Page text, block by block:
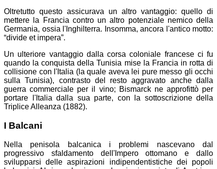
Oltretutto questo assicurava un altro vantaggio: quello di
mettere la Francia contro un altro potenziale nemico della
Germania, ossia l'Inghilterra. Insomma, ancora l'antico motto:
“divide et impera”.
Un ulteriore vantaggio dalla corsa coloniale francese ci fu
quando la conquista della Tunisia mise la Francia in rotta di
collisione con l'Italia (la quale aveva lei pure messo gli occhi
sulla Tunisia), contrasto del resto aggravato anche dalla
guerra commerciale per il vino; Bismarck ne approfittò per
portare l'Italia dalla sua parte, con la sottoscrizione della
Triplice Alleanza (1882).
I Balcani
Nella penisola balcanica i problemi nascevano dal
progressivo sfaldamento dell'Impero ottomano e dallo
svilupparsi delle aspirazioni indipendentistiche dei popoli